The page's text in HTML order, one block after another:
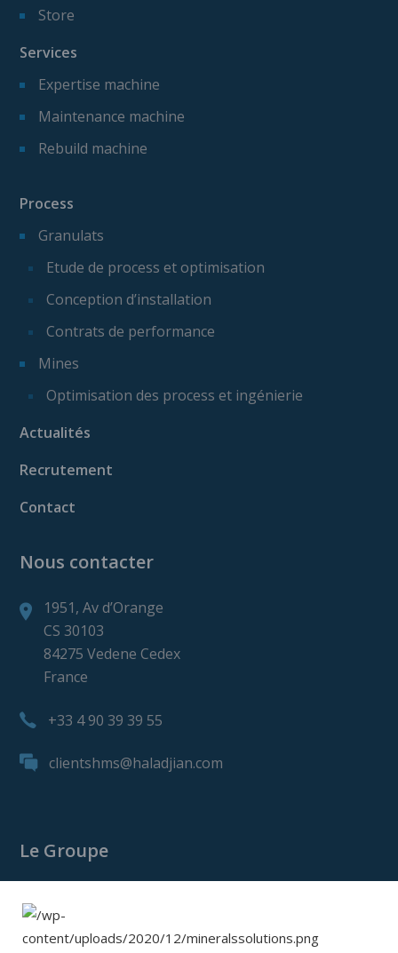
Store
Services
Expertise machine
Maintenance machine
Rebuild machine
Process
Granulats
Etude de process et optimisation
Conception d’installation
Contrats de performance
Mines
Optimisation des process et ingénierie
Actualités
Recrutement
Contact
Nous contacter
1951, Av d’Orange
CS 30103
84275 Vedene Cedex
France
+33 4 90 39 39 55
clientshms@haladjian.com
Le Groupe
Haladjian Mining